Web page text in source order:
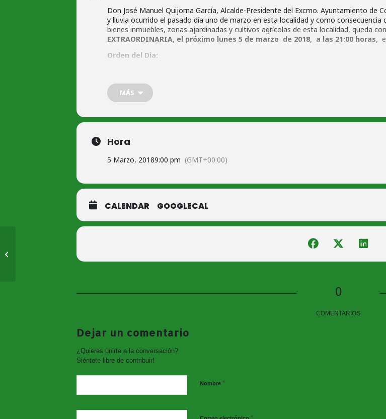
Don José Manuel Quijorna García, Alcalde-Presidente del Excmo. Ayuntamiento
y lluvia ocurrido el pasado día uno de marzo en esta localidad y como
bienes inmuebles, zonas ajardinadas y cultivos agrícolas de esta localidad, queda
EXTRAORDINARIA, el próximo lunes 5 de marzo de 2018, a las 21:00 horas,
Orden del Dia:
2. Solicitud al Consejo de Ministros para que declare al municipio de Consuegra
civil” (art. 23 Ley 17/2015).
3. Solicitud de ayuda y/o auxilio a todas las AAPPSS para paliar la situación.
MÁS
Hora
5 Marzo, 20189:00 pm (GMT+00:00)
CALENDAR GOOGLECAL
0
COMENTARIOS
Dejar un comentario
¿Quieres unirte a la conversación?
Siéntete libre de contribuir!
Nombre *